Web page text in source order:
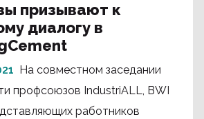
призывают к
диалогу в
На совместном заседании
профсоюзов IndustriALL, BWI
работников